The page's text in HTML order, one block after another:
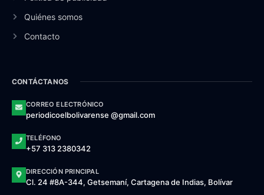
Quiénes somos
Contacto
CONTÁCTANOS
CORREO ELECTRÓNICO
periodicoelbolivarense @gmail.com
TELÉFONO
+57 313 2380342
DIRECCIÓN PRINCIPAL
Cl. 24 #8A-344, Getsemaní, Cartagena de Indias, Bolívar